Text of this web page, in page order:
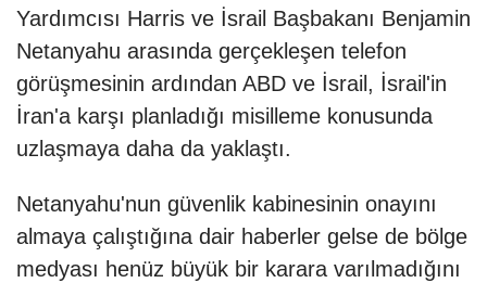
Yardımcısı Harris ve İsrail Başbakanı Benjamin
Netanyahu arasında gerçekleşen telefon
görüşmesinin ardından ABD ve İsrail, İsrail'in
İran'a karşı planladığı misilleme konusunda
uzlaşmaya daha da yaklaştı.
Netanyahu'nun güvenlik kabinesinin onayını
almaya çalıştığına dair haberler gelse de bölge
medyası henüz büyük bir karara varılmadığını